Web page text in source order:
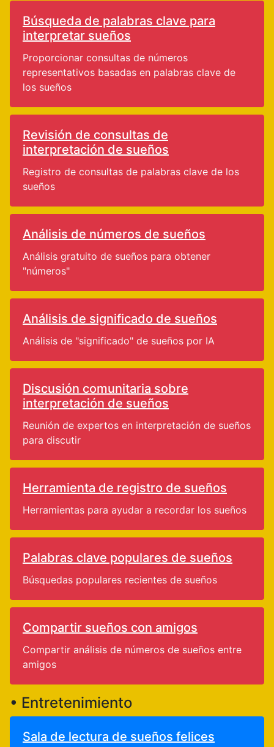
Búsqueda de palabras clave para
interpretar sueños
Proporcionar consultas de números
representativos basadas en palabras clave de
los sueños
Revisión de consultas de
interpretación de sueños
Registro de consultas de palabras clave de los
sueños
Análisis de números de sueños
Análisis gratuito de sueños para obtener
"números"
Análisis de significado de sueños
Análisis de "significado" de sueños por IA
Discusión comunitaria sobre
interpretación de sueños
Reunión de expertos en interpretación de sueños
para discutir
Herramienta de registro de sueños
Herramientas para ayudar a recordar los sueños
Palabras clave populares de sueños
Búsquedas populares recientes de sueños
Compartir sueños con amigos
Compartir análisis de números de sueños entre
amigos
• Entretenimiento
Sala de lectura de sueños felices